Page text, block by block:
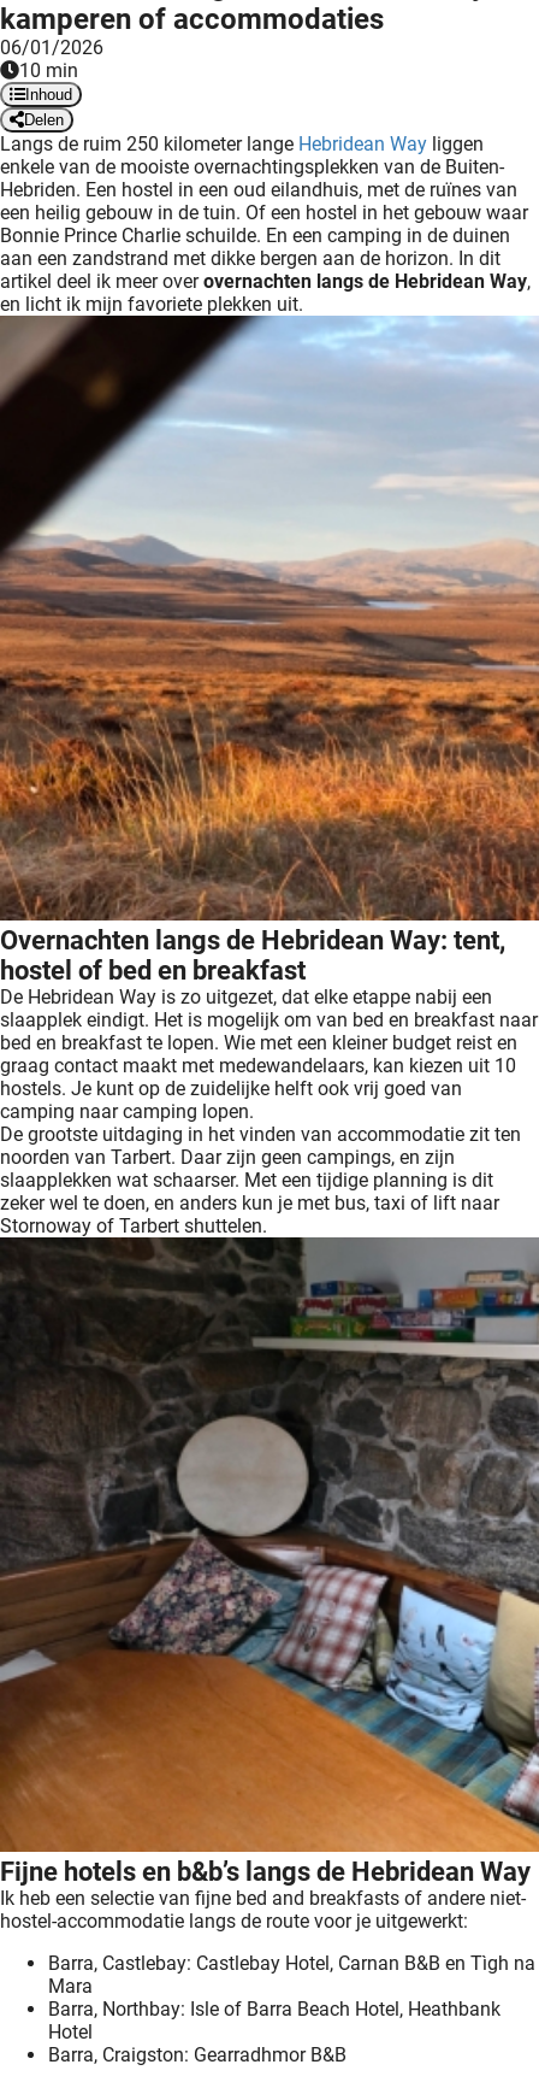
kamperen of accommodaties
06/01/2026
10 min
Inhoud
Delen
Langs de ruim 250 kilometer lange Hebridean Way liggen
enkele van de mooiste overnachtingsplekken van de Buiten-
Hebriden. Een hostel in een oud eilandhuis, met de ruïnes van
een heilig gebouw in de tuin. Of een hostel in het gebouw waar
Bonnie Prince Charlie schuilde. En een camping in de duinen
aan een zandstrand met dikke bergen aan de horizon. In dit
artikel deel ik meer overovernachten langs de Hebridean Way,
en licht ik mijn favoriete plekken uit.
Overnachten langs de Hebridean Way: tent,
hostel of bed en breakfast
De Hebridean Way is zo uitgezet, dat elke etappe nabij een
slaapplek eindigt. Het is mogelijk om van bed en breakfast naar
bed en breakfast te lopen. Wie met een kleiner budget reist en
graag contact maakt met medewandelaars, kan kiezen uit 10
hostels. Je kunt op de zuidelijke helft ook vrij goed van
camping naar camping lopen.
De grootste uitdaging in het vinden van accommodatie zit ten
noorden van Tarbert. Daar zijn geen campings, en zijn
slaapplekken wat schaarser. Met een tijdige planning is dit
zeker wel te doen, en anders kun je met bus, taxi of lift naar
Stornoway of Tarbert shuttelen.
Fijne hotels en b&b’s langs de Hebridean Way
Ik heb een selectie van fijne bed and breakfasts of andere niet-
hostel-accommodatie langs de route voor je uitgewerkt:
Barra, Castlebay: Castlebay Hotel, Carnan B&B en Tìgh na
Mara
Barra, Northbay: Isle of Barra Beach Hotel, Heathbank
Hotel
Barra, Craigston: Gearradhmor B&B
gebruikt
te
de
Hierdoor
website-